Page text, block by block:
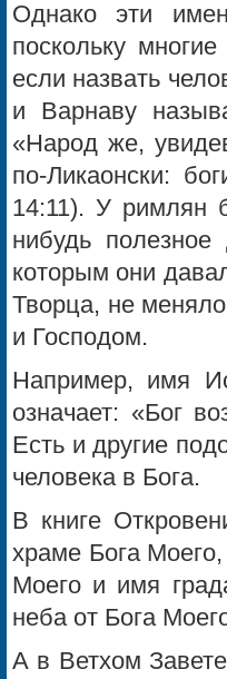
Однако эти
поскольку
если назвать
и Варнаву
«Народ же,
по-Ликаонски:
14:11). У римлян
нибудь
которым они
Творца, не
и Господом.
Например, имя
означает: «Бог
Есть и другие
человека в Бога.
В книге
храме Бога
Моего и имя
неба от Бога
А в Ветхом